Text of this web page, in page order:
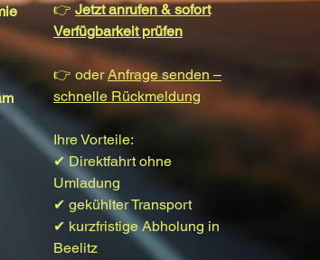
👉 Jetzt anrufen & sofort
Verfügbarkeit prüfen
👉 oderAnfrage senden –
schnelle Rückmeldung
Ihre Vorteile:
✔ Direktfahrt ohne
Umladung
✔ gekühlter Transport
✔ kurzfristige Abholung in
Beelitz